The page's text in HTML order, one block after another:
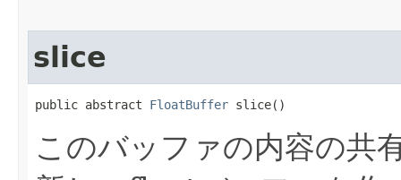
slice
public abstract FloatBuffer slice()
このバッファの内容の共